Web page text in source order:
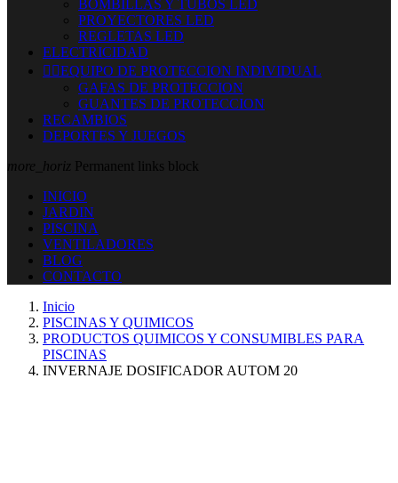
BOMBILLAS Y TUBOS LED
PROYECTORES LED
REGLETAS LED
ELECTRICIDAD
 EQUIPO DE PROTECCION INDIVIDUAL
GAFAS DE PROTECCION
GUANTES DE PROTECCION
RECAMBIOS
DEPORTES Y JUEGOS
more_horiz Permanent links block
INICIO
JARDIN
PISCINA
VENTILADORES
BLOG
CONTACTO
Inicio
PISCINAS Y QUIMICOS
PRODUCTOS QUIMICOS Y CONSUMIBLES PARA
PISCINAS
INVERNAJE DOSIFICADOR AUTOM 20